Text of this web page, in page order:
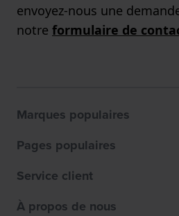
envoyez-nous une
notre formulaire de
Marques populaires
Pages populaires
Service client
À propos de nous